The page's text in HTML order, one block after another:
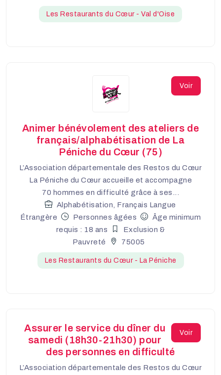
Les Restaurants du Cœur - Val d'Oise
Voir
Animer bénévolement des ateliers de
français/alphabétisation de La
Péniche du Cœur (75)
L’Association départementale des Restos du Cœur
La Péniche du Cœur accueille et accompagne
70 hommes en difficulté grâce à ses...
Alphabétisation, Français Langue
Étrangère
Personnes âgées
Âge minimum
requis : 18 ans
Exclusion &
Pauvreté
75005
Les Restaurants du Cœur - La Péniche
Voir
Assurer le service du dîner du
samedi (18h30-21h30) pour
des personnes en difficulté
L’Association départementale des Restos du Cœur